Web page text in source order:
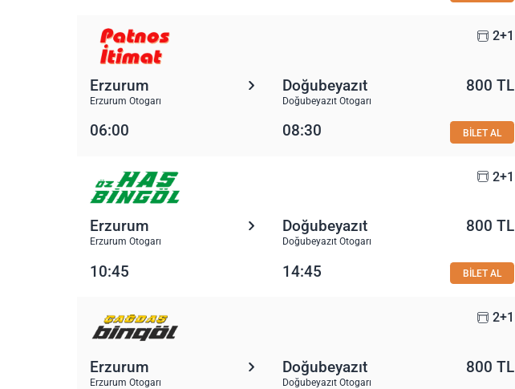
2+1
Erzurum
Erzurum Otogarı
Doğubeyazıt
Doğubeyazıt Otogarı
800 TL
06:00 08:30 BİLET AL
2+1
Erzurum
Erzurum Otogarı
Doğubeyazıt
Doğubeyazıt Otogarı
800 TL
10:45 14:45 BİLET AL
2+1
Erzurum
Erzurum Otogarı
Doğubeyazıt
Doğubeyazıt Otogarı
800 TL